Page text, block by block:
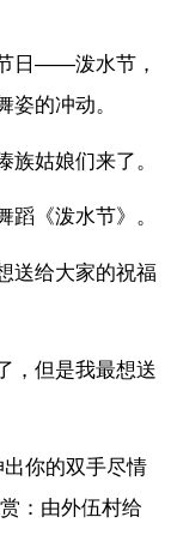
日——泼水节，
姿的冲动。
姑娘们来了。
《泼水节》。
送给大家的祝福
，但是我最想送
你的双手尽情
：由外伍村给